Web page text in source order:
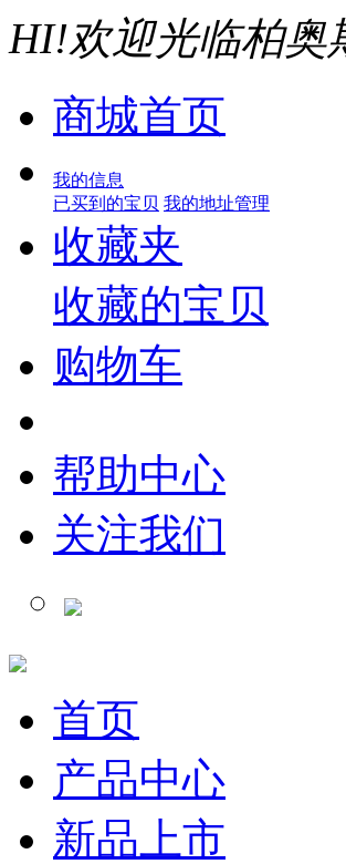
HI!欢迎光临柏奥
商城首页
我的信息
已买到的宝贝 我的地址管理
收藏夹
收藏的宝贝
购物车
帮助中心
关注我们
首页
产品中心
新品上市